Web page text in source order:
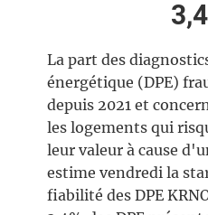
La part des
énergétique (DPE)
depuis 2021 et
les logements qui
leur valeur à cause
estime vendredi la
fiabilité des DPE